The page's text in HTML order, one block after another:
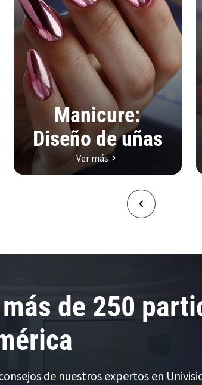
Manicure:
Diseño de uñas
Ver más
de 250
de nuestros expertos en